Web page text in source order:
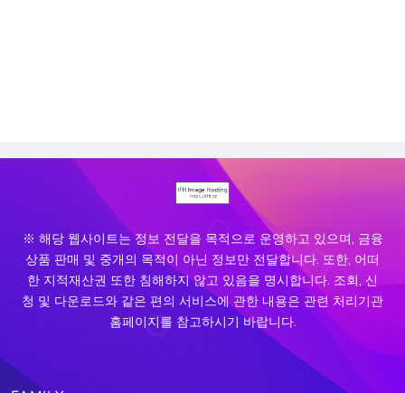
※ 해당 웹사이트는 정보 전달을 목적으로 운영하고 있으며, 금융
상품 판매 및 중개의 목적이 아닌 정보만 전달합니다. 또한, 어떠
한 지적재산권 또한 침해하지 않고 있음을 명시합니다. 조회, 신
청 및 다운로드와 같은 편의 서비스에 관한 내용은 관련 처리기관
홈페이지를 참고하시기 바랍니다.